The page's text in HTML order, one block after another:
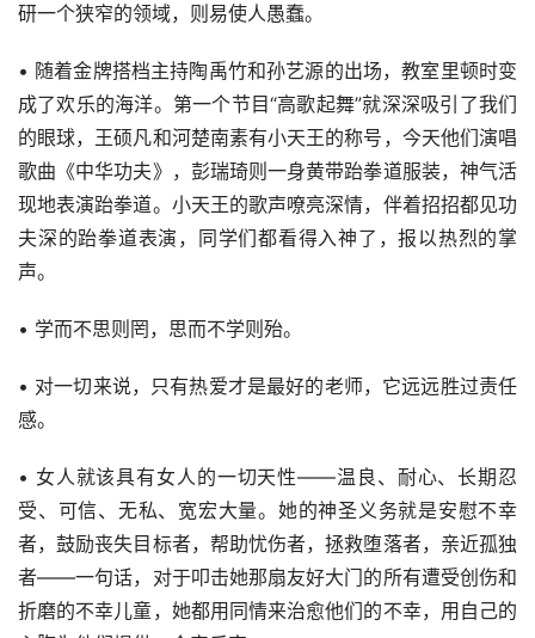
研一个狭窄的领域，则易使人愚蠢。
• 随着金牌搭档主持陶禹竹和孙艺源的出场，教室里顿时变
成了欢乐的海洋。第一个节目“高歌起舞”就深深吸引了我们
的眼球，王硕凡和河楚南素有小天王的称号，今天他们演唱
歌曲《中华功夫》，彭瑞琦则一身黄带跆拳道服装，神气活
现地表演跆拳道。小天王的歌声嘹亮深情，伴着招招都见功
夫深的跆拳道表演，同学们都看得入神了，报以热烈的掌
声。
• 学而不思则罔，思而不学则殆。
• 对一切来说，只有热爱才是最好的老师，它远远胜过责任
感。
• 女人就该具有女人的一切天性——温良、耐心、长期忍
受、可信、无私、宽宏大量。她的神圣义务就是安慰不幸
者，鼓励丧失目标者，帮助忧伤者，拯救堕落者，亲近孤独
者——一句话，对于叩击她那扇友好大门的所有遭受创伤和
折磨的不幸儿童，她都用同情来治愈他们的不幸，用自己的